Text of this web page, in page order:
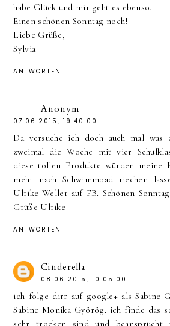
habe Glück und mir geht es ebenso.
Einen schönen Sonntag noch!
Liebe Grüße,
Sylvia
ANTWORTEN
Anonym
07.06.2015, 19:40:00
Da versuche ich doch auch mal
zweimal die Woche mit vier
diese tollen Produkte würden meine
mehr nach Schwimmbad riechen
Ulrike Weller auf FB. Schönen
Grüße Ulrike
ANTWORTEN
Cinderella
08.06.2015, 10:05:00
ich folge dirr auf google+ als Sabine
Sabine Monika Györög. ich finde das
sehr trocken sind und beansprucht